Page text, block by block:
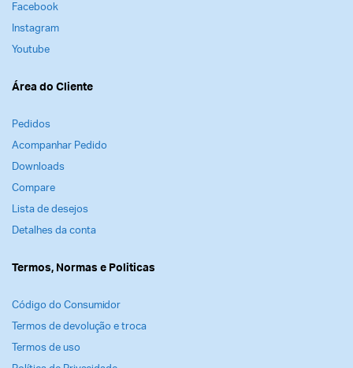
Facebook
Instagram
Youtube
Área do Cliente
Pedidos
Acompanhar Pedido
Downloads
Compare
Lista de desejos
Detalhes da conta
Termos, Normas e Politicas
Código do Consumidor
Termos de devolução e troca
Termos de uso